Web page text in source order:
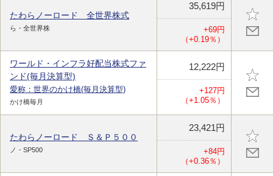
たわらノーロード 全世界株式
ら・全世界株
35,619円
+69円
（+0.19％）
ワールド・インフラ好配当株式ファ
ンド(毎月決算型)
愛称：世界のかけ橋(毎月決算型)
かけ橋毎月
12,222円
+127円
（+1.05％）
たわらノーロード Ｓ＆Ｐ５００
ノ・SP500
23,421円
+84円
（+0.36％）